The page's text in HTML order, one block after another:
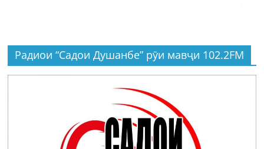
Радиои “Садои Душанбе” рӯи мавҷи 102.2FM